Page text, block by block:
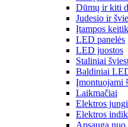
Dūmų ir kiti
Judesio ir
Įtampos
LED panelės
LED juostos
Staliniai
Baldiniai
Įmontuojami
Laikmačiai
Elektros
Elektros
Apsauga